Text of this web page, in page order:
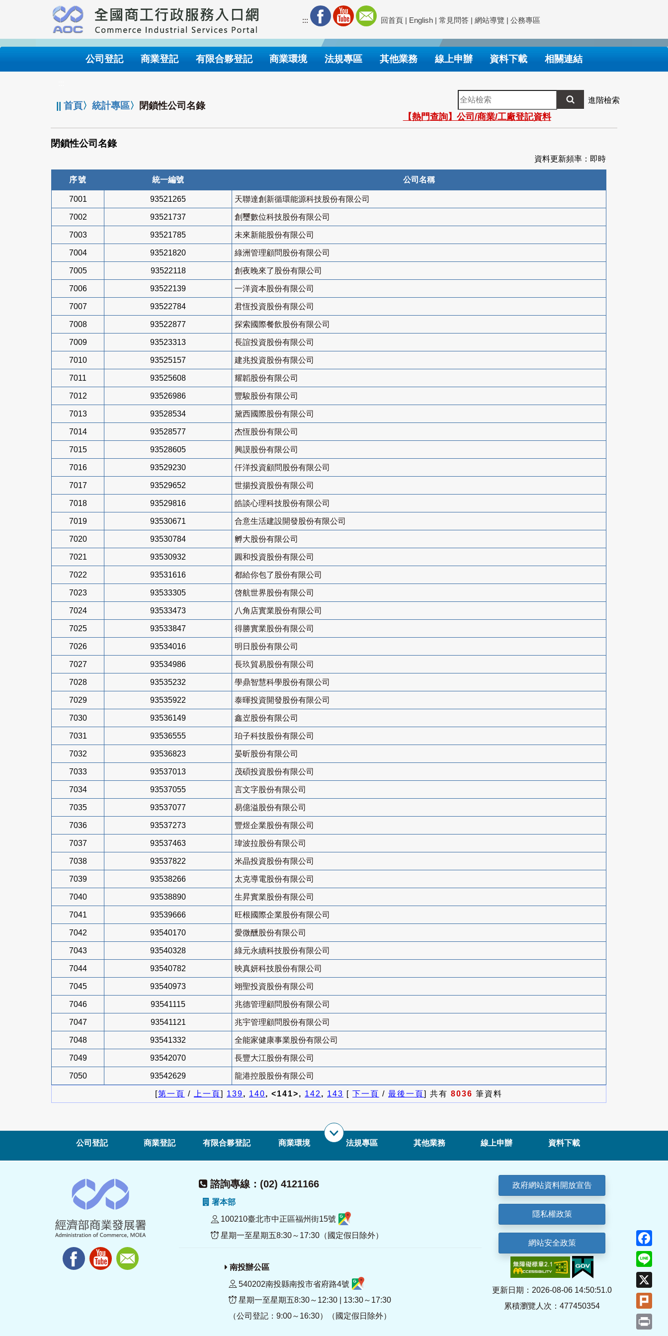
要
內
::: 回首頁 | English | 常見問答 | 網站導覽 | 公務專區
公司登記 商業登記 有限合夥登記 商業環境 法規專區 其他業務 線上申辦 資料下載 相關連結
||首頁〉統計專區〉 閉鎖性公司名錄
全
站
檢
索
進階檢索
【熱門查詢】公司/商業/工廠登記資料
閉鎖性公司名錄
資料更新頻率：即時
序號 統一編號 公司名稱
7001 93521265 天聯達創新循環能源科技股份有限公司
7002 93521737 創璽數位科技股份有限公司
7003 93521785 未來新能股份有限公司
7004 93521820 綠洲管理顧問股份有限公司
7005 93522118 創夜晚來了股份有限公司
7006 93522139 一洋資本股份有限公司
7007 93522784 君恆投資股份有限公司
7008 93522877 探索國際餐飲股份有限公司
7009 93523313 長誼投資股份有限公司
7010 93525157 建兆投資股份有限公司
7011 93525608 耀韜股份有限公司
7012 93526986 豐駿股份有限公司
7013 93528534 黛西國際股份有限公司
7014 93528577 杰恆股份有限公司
7015 93528605 興謨股份有限公司
7016 93529230 仟洋投資顧問股份有限公司
7017 93529652 世揚投資股份有限公司
7018 93529816 皓談心理科技股份有限公司
7019 93530671 合意生活建設開發股份有限公司
7020 93530784 孵大股份有限公司
7021 93530932 圓和投資股份有限公司
7022 93531616 都給你包了股份有限公司
7023 93533305 啓航世界股份有限公司
7024 93533473 八角店實業股份有限公司
7025 93533847 得勝實業股份有限公司
7026 93534016 明日股份有限公司
7027 93534986 長玖貿易股份有限公司
7028 93535232 學鼎智慧科學股份有限公司
7029 93535922 泰暉投資開發股份有限公司
7030 93536149 鑫岦股份有限公司
7031 93536555 珀子科技股份有限公司
7032 93536823 晏昕股份有限公司
7033 93537013 茂碩投資股份有限公司
7034 93537055 言文字股份有限公司
7035 93537077 易億溢股份有限公司
7036 93537273 豐煜企業股份有限公司
7037 93537463 瑋波拉股份有限公司
7038 93537822 米晶投資股份有限公司
7039 93538266 太克導電股份有限公司
7040 93538890 生昇實業股份有限公司
7041 93539666 旺根國際企業股份有限公司
7042 93540170 愛微醺股份有限公司
7043 93540328 綠元永續科技股份有限公司
7044 93540782 映真妍科技股份有限公司
7045 93540973 翊聖投資股份有限公司
7046 93541115 兆德管理顧問股份有限公司
7047 93541121 兆宇管理顧問股份有限公司
7048 93541332 全能家健康事業股份有限公司
7049 93542070 長豐大江股份有限公司
7050 93542629 龍港控股股份有限公司
[第一頁 / 上一頁] 139, 140, <141>, 142, 143 [ 下一頁 / 最後一頁] 共有 8036 筆資料
公司登記 商業登記 有限合夥登記 商業環境 法規專區 其他業務 線上申辦 資料下載
諮詢專線：(02) 4121166
署本部
100210臺北市中正區福州街15號
星期一至星期五8:30～17:30（國定假日除外）
南投辦公區
540202南投縣南投市省府路4號
星期一至星期五8:30～12:30 | 13:30～17:30
（公司登記：9:00～16:30）（國定假日除外）
政府網站資料開放宣告
隱私權政策
網站安全政策
更新日期：2026-08-06 14:50:51.0
累積瀏覽人次：477450354